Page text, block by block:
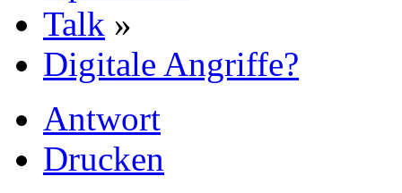
Talk »
Digitale Angriffe?
Antwort
Drucken